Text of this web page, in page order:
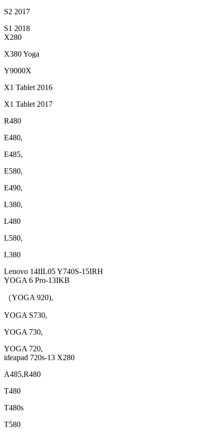
S2 2017
S1 2018
X280
X380 Yoga
Y9000X
X1 Tablet 2016
X1 Tablet 2017
R480
E480,
E485,
E580,
E490,
L380,
L480
L580,
L380
Lenovo 14IIL05 Y740S-15IRH
YOGA 6 Pro-13IKB
（YOGA 920),
YOGA S730,
YOGA 730,
YOGA 720,
ideapad 720s-13 X280
A485,R480
T480
T480s
T580